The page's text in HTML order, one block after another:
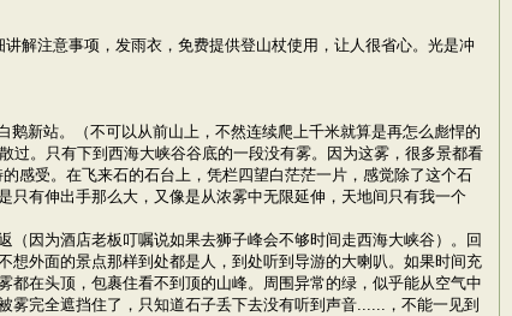
解注意事项，发雨衣，免费提供登山杖使用，让人很省心。光是冲
新站。（不可以从前山上，不然连续爬上千米就算是再怎么彪悍的
过。只有下到西海大峡谷谷底的一段没有雾。因为这雾，很多景都看
感受。在飞来石的石台上，凭栏四望白茫茫一片，感觉除了这个石
有伸出手那么大，又像是从浓雾中无限延伸，天地间只有我一个
因为酒店老板叮嘱说如果去狮子峰会不够时间走西海大峡谷）。回
外面的景点那样到处都是人，到处听到导游的大喇叭。如果时间充
在头顶，包裹住看不到顶的山峰。周围异常的绿，似乎能从空气中
完全遮挡住了，只知道石子丢下去没有听到声音......，不能一见到